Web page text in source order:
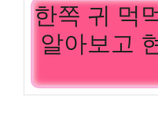
한쪽 귀 먹
알아보고